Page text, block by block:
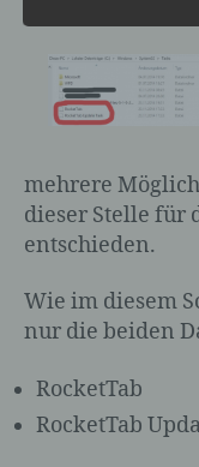
mehrere
dieser Stelle für
entschieden.
Wie im diesem
nur die beiden
RocketTab
RocketTab
Person")
eine
direkt
Zuordnung
Namen, zu
oder zu
Person
b)